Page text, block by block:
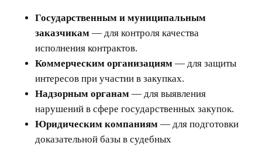
Государственным и муниципальным
заказчикам — для контроля качества
исполнения контрактов.
Коммерческим организациям — для защиты
интересов при участии в закупках.
Надзорным органам — для выявления
нарушений в сфере государственных закупок.
Юридическим компаниям — для подготовки
доказательной базы в судебных